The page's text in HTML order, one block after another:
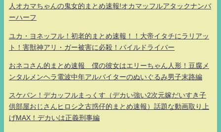
人オカマちゃんの鬼女的まとめ速報!オカマッフルアタックナンバ
ーハーフ
ユカ・ヨネッフル！初老的まとめ速報！！大帝イタチにラリアッ
ト！害獣神アリ・ガー被害に必殺！パイルドライバー
おネコさん的まとめ速報 僕の彼女はエリーちゃん人形！豆腐メ
ンタルメンヘラ電波中年アルバイターのぬいぐるみ男子末路編
スケバン！デカッフルまっくす（デカい強い2次元嫁だいすき子
供部屋おじさんヒロシ之古惑仔的まとめ速報）話題な動画取り上
げMAX！デカいは正義刑事編